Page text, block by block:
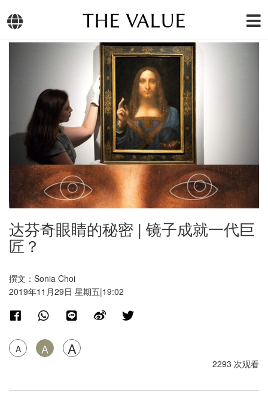
THE VALUE
达芬奇眼睛的秘密 | 镜子成就一代巨
匠？
撰文：Sonia Choi
2019年11月29日 星期五|19:02
A A A
2293 次观看